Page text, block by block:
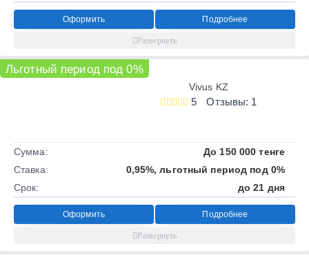
Оформить Подробнее
Льготный период под 0%
Vivus KZ
5 Отзывы: 1
Сумма:
До 150 000 тенге
Ставка:
0,95%, льготный период под 0%
Срок:
до 21 дня
Оформить Подробнее